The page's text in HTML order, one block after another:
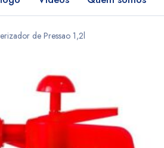
de Pressao 1,2l